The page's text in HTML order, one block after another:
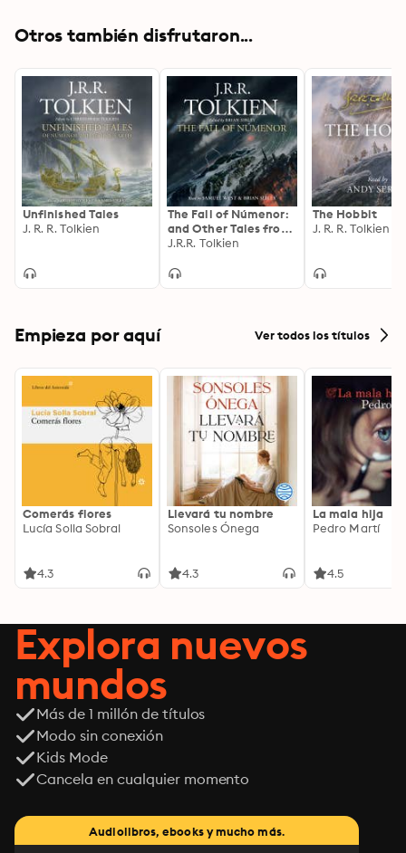
Otros también disfrutaron...
Unfinished Tales
J. R. R. Tolkien
The Fall of Númenor:
and Other Tales from
the Second Age of
J.R.R. Tolkien
The Hobbit
J. R. R. Tolkien
Empieza por aquí Ver todos los títulos
Comerás flores
Lucía Solla Sobral
4.3
Llevará tu nombre
Sonsoles Ónega
4.3
La mala hija
Pedro Martí
4.5
Explora nuevos
mundos
Más de 1 millón de títulos
Modo sin conexión
Kids Mode
Cancela en cualquier momento
Audiolibros, ebooks y mucho más.